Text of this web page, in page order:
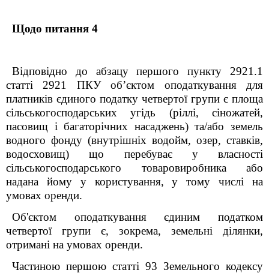
Щодо питання 4
Відповідно до абзацу першого пункту 2921 .1
статті 2921
ПКУ об’єктом оподаткування для
платників єдиного податку четвертої групи є площа
сільськогосподарських угідь (ріллі, сіножатей,
пасовищ і багаторічних насаджень) та/або земель
водного фонду (внутрішніх водойм, озер, ставків,
водосховищ) що перебуває у власності
сільськогосподарського товаровиробника або
надана йому у користування, у тому числі на
умовах оренди.
Об'єктом оподаткування єдиним податком
четвертої групи є, зокрема, земельні ділянки,
отримані на умовах оренди.
Частиною першою статті 93 Земельного кодексу